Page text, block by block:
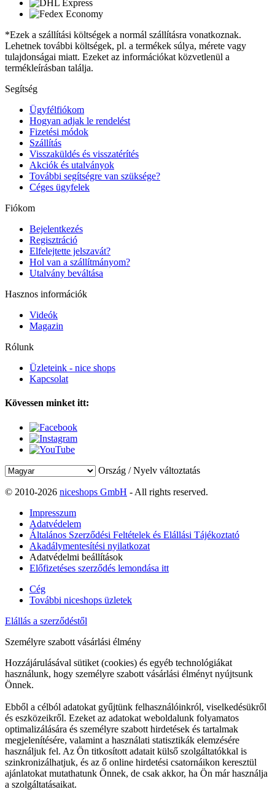
*Ezek a szállítási költségek a normál szállításra vonatkoznak.
Lehetnek további költségek, pl. a termékek súlya, mérete vagy
tulajdonságai miatt. Ezeket az információkat közvetlenül a
termékleírásban találja.
Segítség
Ügyfélfiókom
Hogyan adjak le rendelést
Fizetési módok
Szállítás
Visszaküldés és visszatérítés
Akciók és utalványok
További segítségre van szüksége?
Céges ügyfelek
Fiókom
Bejelentkezés
Regisztráció
Elfelejtette jelszavát?
Hol van a szállítmányom?
Utalvány beváltása
Hasznos információk
Videók
Magazin
Rólunk
Üzleteink - nice shops
Kapcsolat
Kövessen minket itt:
Ország / Nyelv változtatás
© 2010-2026 niceshops GmbH - All rights reserved.
Impresszum
Adatvédelem
Általános Szerződési Feltételek és Elállási Tájékoztató
Akadálymentesítési nyilatkozat
Adatvédelmi beállítások
Előfizetéses szerződés lemondása itt
Cég
További niceshops üzletek
Elállás a szerződéstől
Személyre szabott vásárlási élmény
Hozzájárulásával sütiket (cookies) és egyéb technológiákat
használunk, hogy személyre szabott vásárlási élményt nyújtsunk
Önnek.
Ebből a célból adatokat gyűjtünk felhasználóinkról, viselkedésükről
és eszközeikről. Ezeket az adatokat weboldalunk folyamatos
optimalizálására és személyre szabott hirdetések és tartalmak
megjelenítésére, valamint a használati statisztikák elemzésére
használjuk fel. Az Ön titkosított adatait külső szolgáltatókkal is
szinkronizálhatjuk, és az ő online hirdetési csatornáikon keresztül
ajánlatokat mutathatunk Önnek, de csak akkor, ha Ön már használja
a szolgáltatásaikat.